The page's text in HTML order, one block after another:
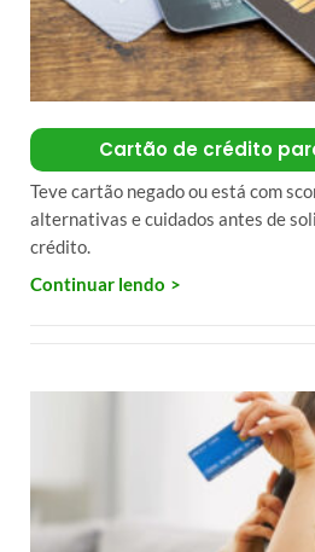
Cartão de crédito
Teve cartão negado ou está com
alternativas e cuidados antes de
crédito.
Continuar lendo